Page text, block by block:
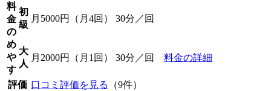
料
金
の
め
や
す
初
級
月5000円（月4回） 30分／回
大
人
月2000円（月1回） 30分／回 料金の詳細
評価 口コミ評価を見る （9件）